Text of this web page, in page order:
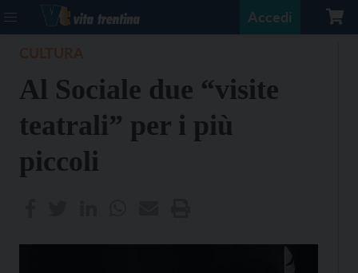
Accedi
Al Sociale due “visite
teatrali” per i più
piccoli